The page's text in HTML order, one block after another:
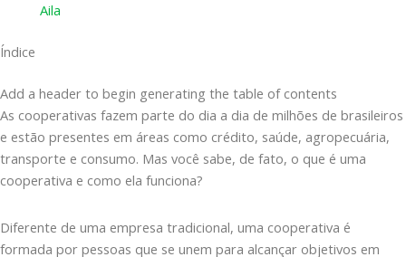
Aila
Índice
Add a header to begin generating the table of contents
As cooperativas fazem parte do dia a dia de milhões de brasileiros
e estão presentes em áreas como crédito, saúde, agropecuária,
transporte e consumo. Mas você sabe, de fato, o que é uma
cooperativa e como ela funciona?
Diferente de uma empresa tradicional, uma cooperativa é
formada por pessoas que se unem para alcançar objetivos em